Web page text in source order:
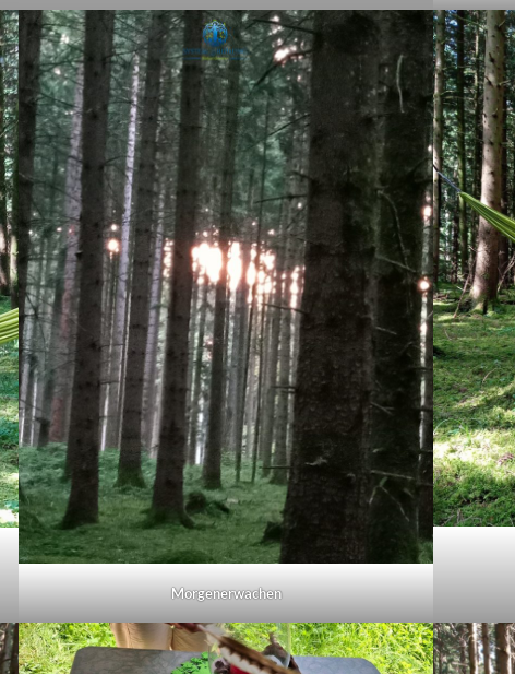
Morgenerwachen